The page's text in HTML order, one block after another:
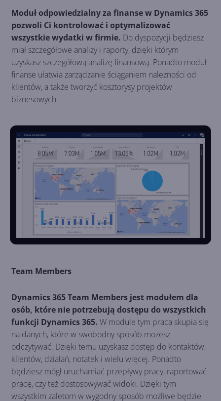
Moduł odpowiedzialny za finanse w Dynamics 365
pozwoli Ci kontrolować i optymalizować
wszystkie wydatki w firmie. Do dyspozycji będziesz
miał szczegółowe analizy i raporty, dzięki którym
uzyskasz szczegółową analizę finansową. Ponadto moduł
finanse ułatwia zarządzanie ściąganiem należności od
klientów, a także tworzyć kosztorysy projektów
biznesowych.
Team Members
Dynamics 365 Team Members jest modułem dla
osób, które nie potrzebują dostępu do wszystkich
funkcji Dynamics 365. W module tym praca skupia się
na danych, które w swobodny sposób możesz
odczytywać. Dzięki temu uzyskasz dostęp do kontaktów,
klientów, działań, notatek i wielu więcej. Ponadto
będziesz mógł uruchamiać przepływy pracy, raportować
pracę, czy też dostosowywać widoki. Dzięki tym
wszystkim zaletom w wygodny sposób możliwe będzie